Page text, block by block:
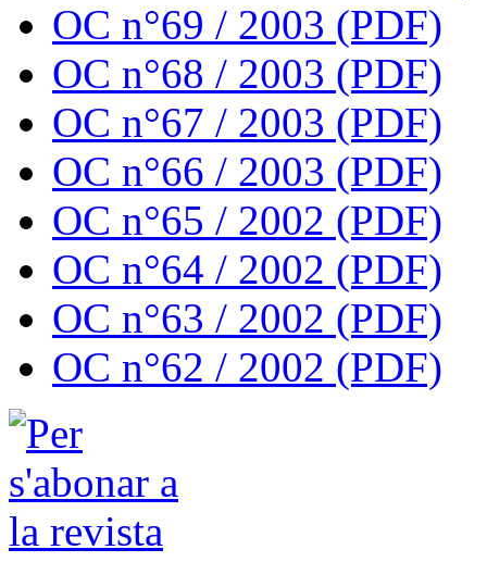
OC n°69 / 2003 (PDF)
OC n°68 / 2003 (PDF)
OC n°67 / 2003 (PDF)
OC n°66 / 2003 (PDF)
OC n°65 / 2002 (PDF)
OC n°64 / 2002 (PDF)
OC n°63 / 2002 (PDF)
OC n°62 / 2002 (PDF)